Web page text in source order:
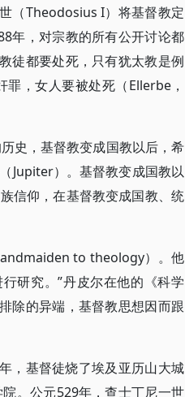
（Theodosius I）将基督教定
年，对宗教的所有公开讨论都
徒都要处死，只有犹太教是例
，女人要被处死（Ellerbe，
史，基督教变成国教以后，希
Jupiter）。基督教变成国教以
信仰，在基督教变成国教、统
to theology）。他
研究。”丹皮尔在他的《科学
除的异端，基督教思想因而跟
，基督徒烧了埃及亚历山大城
。公元529年，查士丁尼一世